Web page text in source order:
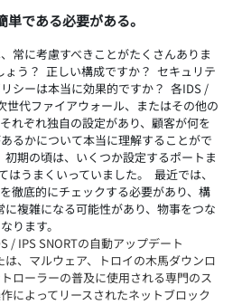
である必要がある。
常に考慮すべきことがたくさんありま
う？  正しい構成ですか？  セキュリテ
シーは本当に効果的ですか？  各IDS /
世代ファイアウォール、またはその他の
れぞれ独自の設定があり、顧客が何を
るかについて本当に理解することがで
初期の頃は、いくつか設定するポートま
はうまくいっていました。  最近では、
徹底的にチェックする必要があり、構
複雑になる可能性があり、物事をつな
ります。
/ IPS SNORTの自動アップデート
は、マルウェア、トロイの木馬ダウンロ
ローラーの普及に使用される専門のス
によってリースされたネットブロック